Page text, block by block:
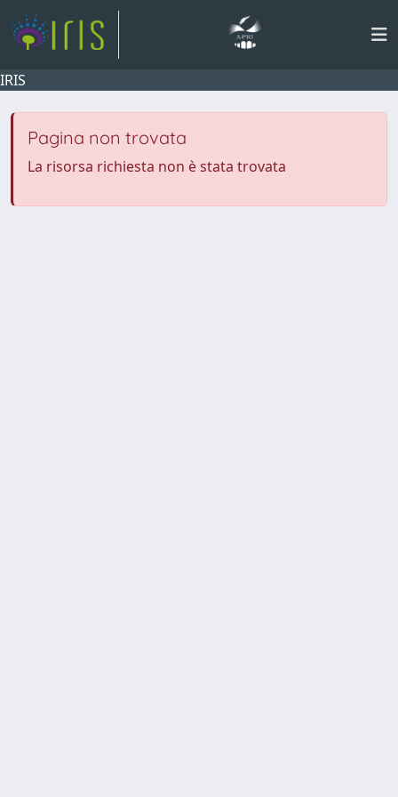
IRIS
Pagina non trovata
La risorsa richiesta non è stata trovata